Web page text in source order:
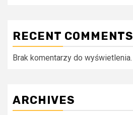
RECENT COMMENTS
Brak komentarzy do wyświetlenia.
ARCHIVES